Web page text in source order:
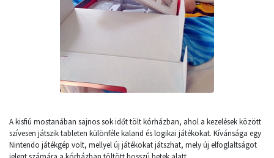
A kisfiú mostanában sajnos sok időt tölt kórházban, ahol a kezelések között
szívesen játszik tableten különféle kaland és logikai játékokat. Kívánsága egy
Nintendo játékgép volt, mellyel új játékokat játszhat, mely új elfoglaltságot